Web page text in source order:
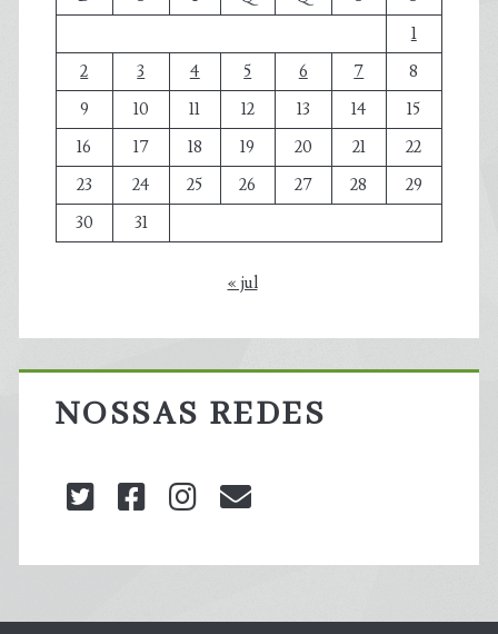
1
2
3 4 5 6 7
8
9
10 11 12 13 14
15
16
17 18 19 20 21
22
23
24 25 26 27 28
29
30
31
« jul
NOSSAS REDES
twitterfacebookinstagram